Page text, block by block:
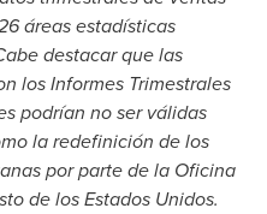
áreas estadísticas
destacar quelas
los Informes Trimestrales
podrían no ser válidas
la redefinición de los
por parte de la Oficina
de los Estados Unidos.